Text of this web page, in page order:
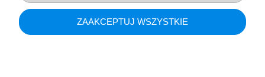
Informacje o sklepie
ZAAKCEPTUJ WSZYSTKIE